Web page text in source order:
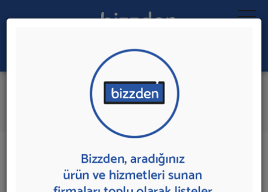
Ara:
Online Mevlüt Şekeri Satışı
İlk 1 Firmaya Mesaj Gönder